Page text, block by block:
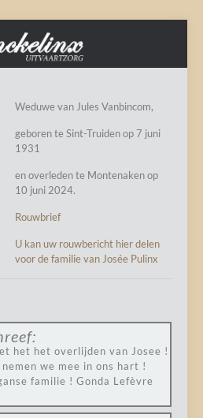
Weduwe van Jules Vanbincom,
geboren te Sint-Truiden op 7 juni
1931
en overleden te Montenaken op
10 juni 2024.
Rouwbrief
U kan uw rouwbericht hier delen
voor de familie van Josée Pulinx
het het overlijden van Josee !
we mee in ons hart !
familie ! Gonda Lefèvre